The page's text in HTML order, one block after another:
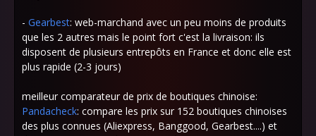
- Gearbest: web-marchand avec un peu moins de produits
que les 2 autres mais le point fort c'est la livraison: ils
disposent de plusieurs entrepôts en France et donc elle est
plus rapide (2-3 jours)
meilleur comparateur de prix de boutiques chinoise:
Pandacheck: compare les prix sur 152 boutiques chinoises
des plus connues (Aliexpress, Banggood, Gearbest....) et